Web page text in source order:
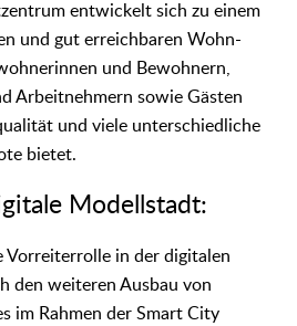
entwickelt sich zu einem
und gut erreichbaren Wohn-
und Bewohnern,
Arbeitnehmern sowie Gästen
und viele unterschiedliche
bietet.
Modellstadt:
Vorreiterrolle in der digitalen
den weiteren Ausbau von
im Rahmen der Smart City